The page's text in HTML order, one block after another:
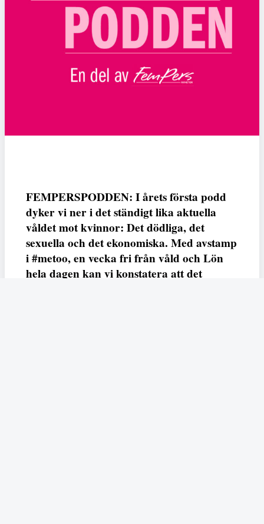
FEMPERSPODDEN: I årets första podd
dyker vi ner i det ständigt lika aktuella
våldet mot kvinnor: Det dödliga, det
sexuella och det ekonomiska. Med avstamp
i #metoo, en vecka fri från våld och Lön
hela dagen kan vi konstatera att det